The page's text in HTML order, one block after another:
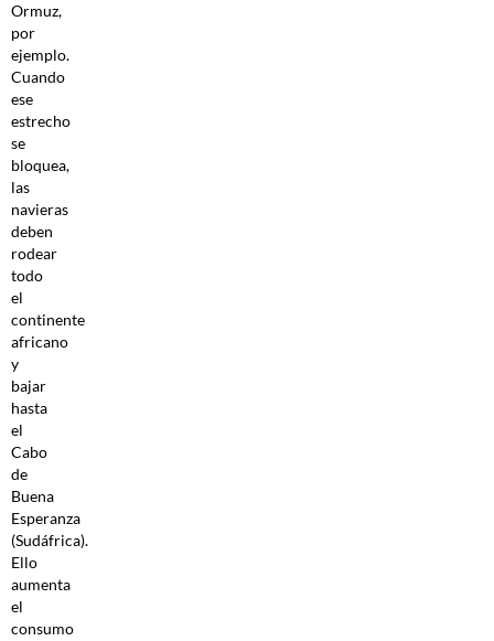
Ormuz,
por
ejemplo.
Cuando
ese
estrecho
se
bloquea,
las
navieras
deben
rodear
todo
el
continente
africano
y
bajar
hasta
el
Cabo
de
Buena
Esperanza
(Sudáfrica).
Ello
aumenta
el
consumo